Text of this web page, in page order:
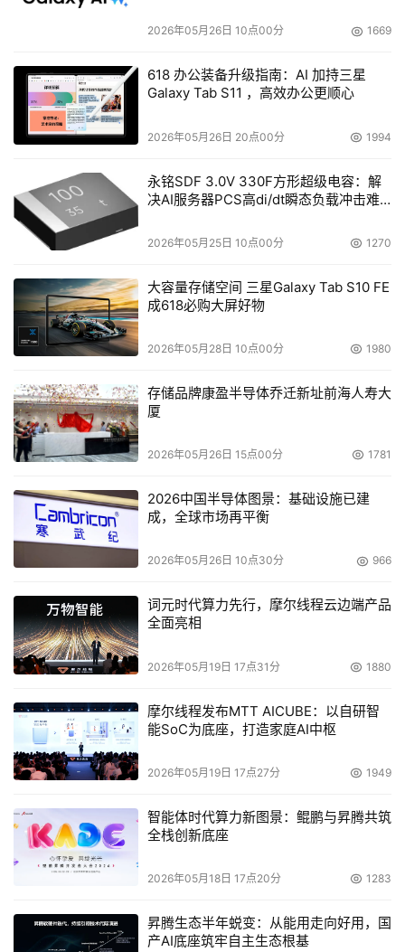
2026年05月26日 10点00分 1669
618 办公装备升级指南：AI 加持三星
Galaxy Tab S11 ，高效办公更顺心
2026年05月26日 20点00分 1994
永铭SDF 3.0V 330F方形超级电容：解
决AI服务器PCS高di/dt瞬态负载冲击难
2026年05月25日 10点00分 1270
大容量存储空间 三星Galaxy Tab S10 FE
成618必购大屏好物
2026年05月28日 10点00分 1980
存储品牌康盈半导体乔迁新址前海人寿大
厦
2026年05月26日 15点00分 1781
2026中国半导体图景：基础设施已建
成，全球市场再平衡
2026年05月26日 10点30分 966
词元时代算力先行，摩尔线程云边端产品
全面亮相
2026年05月19日 17点31分 1880
摩尔线程发布MTT AICUBE：以自研智
能SoC为底座，打造家庭AI中枢
2026年05月19日 17点27分 1949
智能体时代算力新图景：鲲鹏与昇腾共筑
全栈创新底座
2026年05月18日 17点20分 1283
昇腾生态半年蜕变：从能用走向好用，国
产AI底座筑牢自主生态根基